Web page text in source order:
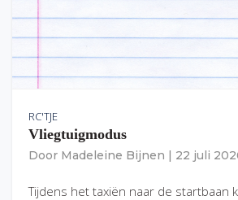
RC'TJE
Vliegtuigmodus
Door Madeleine Bijnen 22 juli
Tijdens het taxiën naar de startbaan